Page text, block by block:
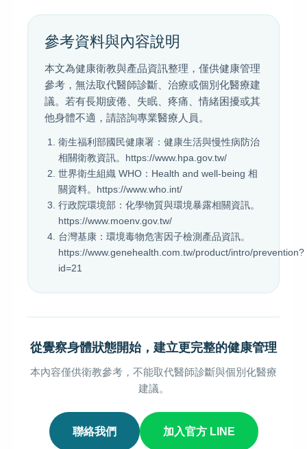
參考資料與內容說明
本文為健康衛教與產品資訊整理，僅供健康管理
參考，無法取代醫師診斷、治療或個別化醫療建
議。若有長期疲倦、失眠、疼痛、情緒困擾或其
他身體不適，請諮詢專業醫療人員。
衛生福利部國民健康署：健康生活與慢性病防治
相關衛教資訊。https://www.hpa.gov.tw/
世界衛生組織 WHO：Health and well-being 相
關資料。https://www.who.int/
行政院環境部：化學物質與環境暴露相關資訊。
https://www.moenv.gov.tw/
台灣基康：環境毒物危害因子檢測產品資訊。
https://www.genehealth.com.tw/product/intro/prevention?
id=21
從覺察身體狀態開始，建立更完整的健康管理
本內容僅供衛教參考，不能取代醫師診斷與個別化醫療
建議。
聯絡我們 加入官方 LINE